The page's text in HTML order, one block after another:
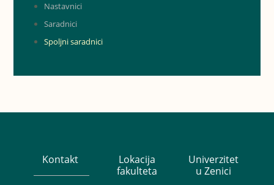
Nastavnici
Saradnici
Spoljni saradnici
Kontakt
Lokacija
fakulteta
Univerzitet
u Zenici